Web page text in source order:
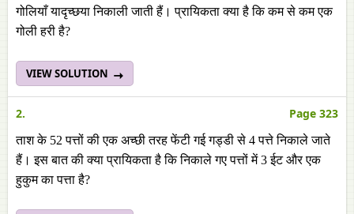
गोलियाँ यादृच्छया निकाली जाती हैं। प्रायिकता क्या है कि कम से कम एक
गोली हरी है?
VIEW SOLUTION
2. Page 323
ताश के 52 पत्तों की एक अच्छी तरह फेंटी गई गड्डी से 4 पत्ते निकाले जाते
हैं। इस बात की क्या प्रायिकता है कि निकाले गए पत्तों में 3 ईट और एक
हुकुम का पत्ता है?